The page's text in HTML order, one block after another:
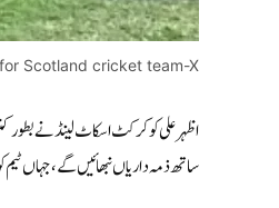
Scotland cricket team-X
اظہر علیکوکرکٹ اسکاٹ لینڈ
ساتھ ذمہ داریاں نبھائیں گے، جہاں ٹیم